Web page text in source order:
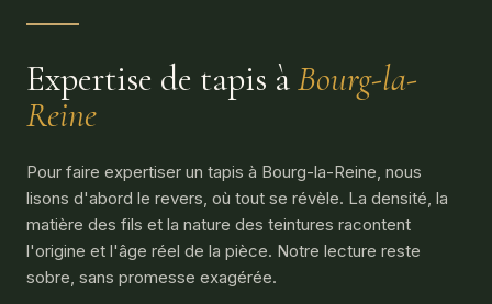
Expertise de tapis àBourg-la-
Reine
Pour faire expertiser un tapis à Bourg-la-Reine, nous
lisons d'abord le revers, où tout se révèle. La densité, la
matière des fils et la nature des teintures racontent
l'origine et l'âge réel de la pièce. Notre lecture reste
sobre, sans promesse exagérée.